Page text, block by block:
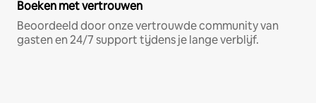
Boeken met vertrouwen
Beoordeeld door onze vertrouwde community van
gasten en 24/7 support tijdens je lange verblijf.